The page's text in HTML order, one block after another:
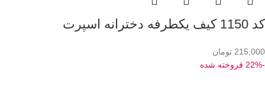
کد 1150 کیف یکطرفه دخترانه اسپرت
215,000 تومان
-22%
فروخته شده